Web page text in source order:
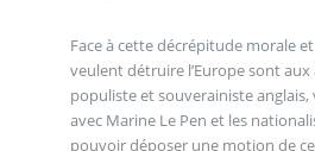
Face à cette décrépitude morale
veulent détruire l’Europe sont aux
populiste et souverainiste anglais,
avec Marine Le Pen et les
pouvoir déposer une motion de